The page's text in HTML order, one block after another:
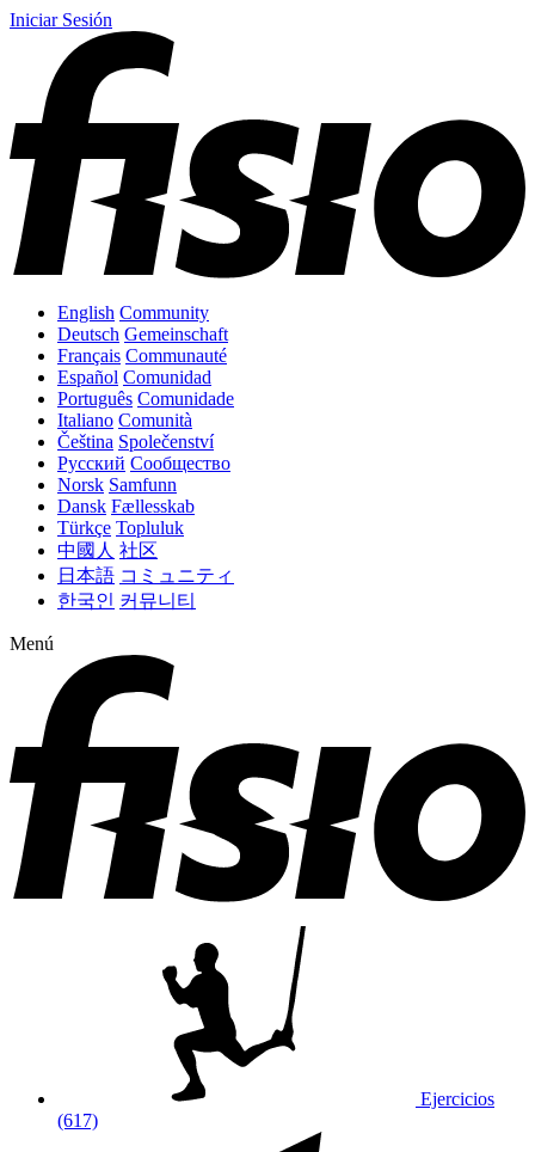
Iniciar Sesión
English Community
Deutsch Gemeinschaft
Français Communauté
Español Comunidad
Português Comunidade
Italiano Comunità
Čeština Společenství
Русский Сообщество
Norsk Samfunn
Dansk Fællesskab
Türkçe Topluluk
中國人 社区
日本語 コミュニティ
한국인 커뮤니티
Menú
Ejercicios
(617)